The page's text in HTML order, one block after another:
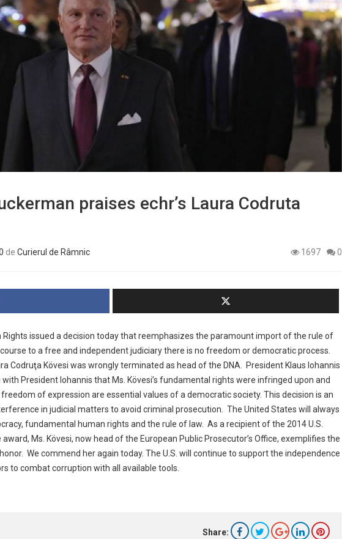
praises echr’s Laura Codruta
de Curierul de Râmnic 1697 0
Rights issued a decision today that reemphasizes the paramount import of the rule of
to a free and independent judiciary there is no freedom or democratic process.
Codruţa Kövesi was wrongly terminated as head of the DNA. President Klaus Iohannis
President Iohannis that Ms. Kövesi’s fundamental rights were infringed upon and
of expression are essential values of a democratic society. This decision is an
in judicial matters to avoid criminal prosecution. The United States will always
fundamental human rights and the rule of law. As a recipient of the 2014 U.S.
award, Ms. Kövesi, now head of the European Public Prosecutor’s Office, exemplifies the
We commend her again today. The U.S. will continue to support the independence
to combat corruption with all available tools.
Share: